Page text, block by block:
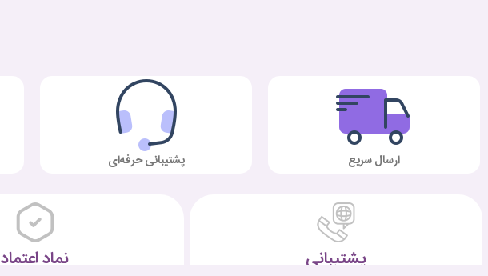
ارسال سریع پشتیبانی حرفه‌ای
پشتیبانی نماد اعتماد